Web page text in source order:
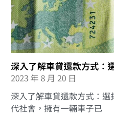
深入了解車貸還款方式：
2023 年 8 月 20 日
深入了解車貸還款方式：
代社會，擁有一輛車子已